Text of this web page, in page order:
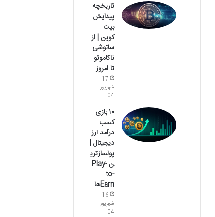
تاریخچه
پیدایش
بیت
کوین | از
ساتوشی
ناکاموتو
تا امروز
17
شهریور
04
۱۰ بازی
کسب
درآمد ارز
دیجیتال |
پولسازتری
ن Play-
to-
Earnها
16
شهریور
04